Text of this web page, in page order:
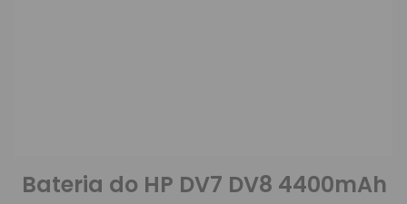
Bateria do HP DV7 DV8 4400mAh